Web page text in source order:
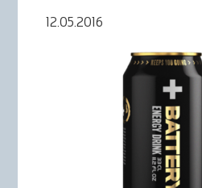
12.05.2016